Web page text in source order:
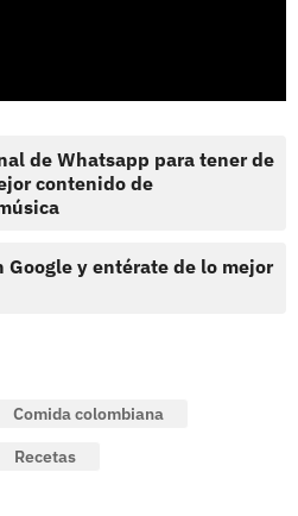
de Whatsapp para tener de
contenido de
Google y entérate de lo mejor
Comida colombiana
Recetas